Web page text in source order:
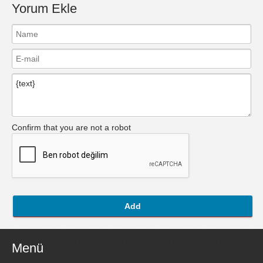
Yorum Ekle
Confirm that you are not a robot
Add
Menü